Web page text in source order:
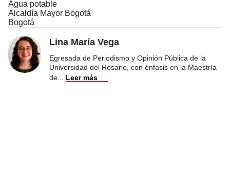
Agua potable
Alcaldía Mayor Bogotá
Bogotá
Lina María Vega
Egresada de Periodismo y Opinión Pública de la
Universidad del Rosario, con énfasis en la Maestría
de
Leer más